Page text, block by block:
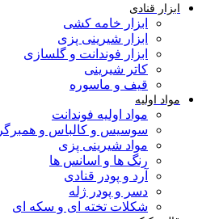
ابزار قنادی
ابزار خامه کشی
ابزار شیرینی پزی
ابزار فوندانت و گلسازی
کاتر شیرینی
قیف و ماسوره
مواد اولیه
مواد اولیه فوندانت
سوسیس و کالباس و همبرگر
مواد شیرینی پزی
رنگ ها و اسانس ها
آرد و پودر قنادی
دسر و پودر ژله
شکلات تخته ای و سکه ای